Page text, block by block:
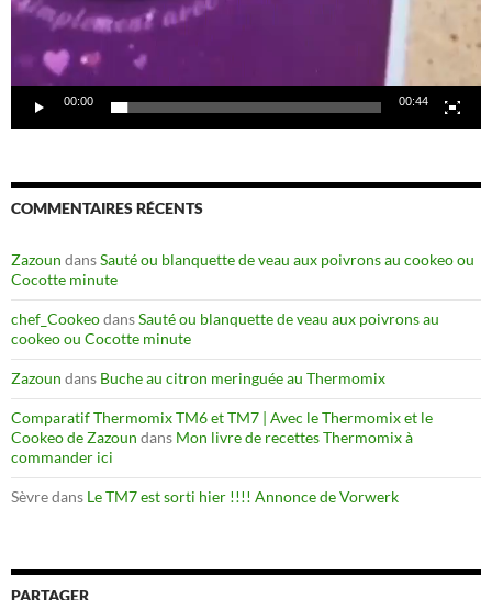
00:00 00:44
COMMENTAIRES RÉCENTS
Zazoun dansSauté ou blanquette de veau aux poivrons au cookeo ou
Cocotte minute
chef_CookeodansSauté ou blanquette de veau aux poivrons au
cookeo ou Cocotte minute
Zazoun dans Buche au citron meringuée au Thermomix
Comparatif Thermomix TM6 et TM7 | Avec le Thermomix et le
Cookeo de Zazoun dans Mon livre de recettes Thermomix à
commander ici
Sèvredans Le TM7 est sorti hier !!!! Annonce de Vorwerk
PARTAGER